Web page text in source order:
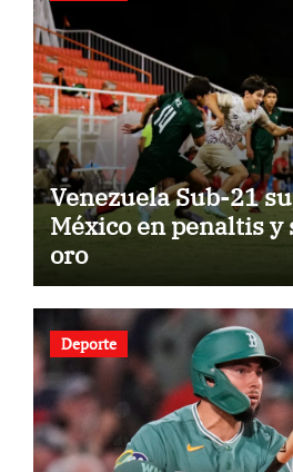
Venezuela Sub-21
México en penaltis y
oro
Deporte